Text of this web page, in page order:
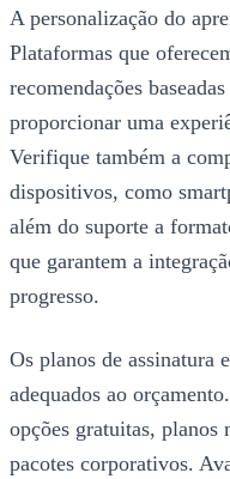
A personalização do
Plataformas que
recomendações
proporcionar uma
Verifique também a
dispositivos, como
além do suporte a
que garantem a
progresso.
Os planos de assinatura
adequados ao
opções gratuitas, planos
pacotes corporativos.